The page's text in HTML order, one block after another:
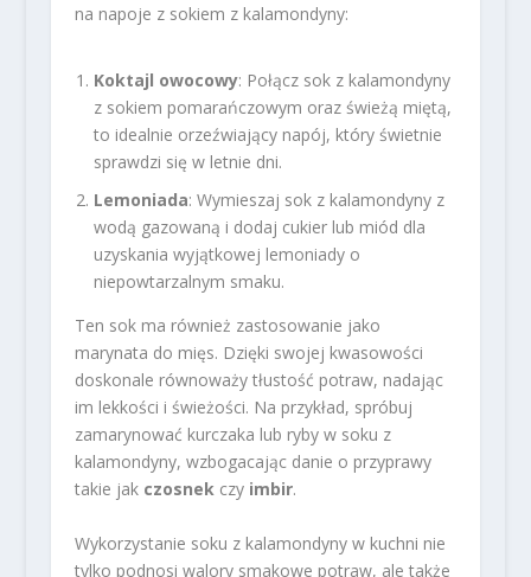
na napoje z sokiem z kalamondyny:
Koktajl owocowy: Połącz sok z kalamondyny
z sokiem pomarańczowym oraz świeżą miętą,
to idealnie orzeźwiający napój, który świetnie
sprawdzi się w letnie dni.
Lemoniada: Wymieszaj sok z kalamondyny z
wodą gazowaną i dodaj cukier lub miód dla
uzyskania wyjątkowej lemoniady o
niepowtarzalnym smaku.
Ten sok ma również zastosowanie jako
marynata do mięs. Dzięki swojej kwasowości
doskonale równoważy tłustość potraw, nadając
im lekkości i świeżości. Na przykład, spróbuj
zamarynować kurczaka lub ryby w soku z
kalamondyny, wzbogacając danie o przyprawy
takie jak czosnekczy imbir.
Wykorzystanie soku z kalamondyny w kuchni nie
tylko podnosi walory smakowe potraw, ale także